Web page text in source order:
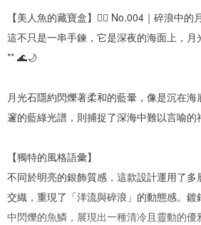
【美人魚的藏寶盒】🧜‍♀️ No.004｜碎浪中的
這不只是一串手鍊，它是深夜的海面上，月
** 🌊🌙
月光石隱約閃爍著柔和的藍暈，像是沉在
邃的藍綠光譜，則捕捉了深海中難以言喻的
【獨特的風格語彙】
不同於明亮的銀飾質感，這款設計運用了
交織，重現了「洋流與碎浪」的動態感。
中閃爍的魚鱗，展現出一種清冷且靈動的